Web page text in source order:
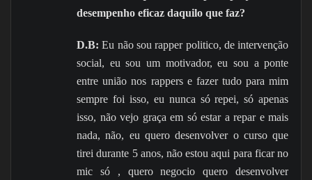
desempenho eficaz daquilo que faz?
D.B: Eu não sou rapper politico, de intervenção
social, eu sou um motivador, eu sou a ponte
entre união nos rappers e fazer tudo para mim
sempre foi isso, eu nunca só repei, só apenas
isso, não vejo graça em só estar a repar e mais
nada, não, eu quero desenvolver o curso que
tirei durante 5 anos, não estou aqui para ficar no
mic só , quero negocio quero desenvolver